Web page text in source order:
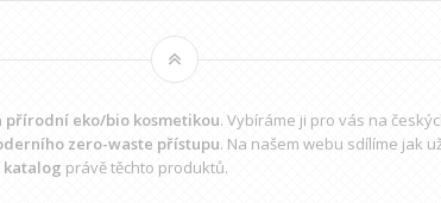
přírodní eko/bio kosmetikou. Vybíráme ji pro vás na
zero-waste přístupu. Na našem webu sdílíme jak
katalog právě těchto produktů.